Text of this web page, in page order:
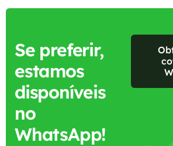
Se preferir,
estamos
disponíveis
no
WhatsApp!